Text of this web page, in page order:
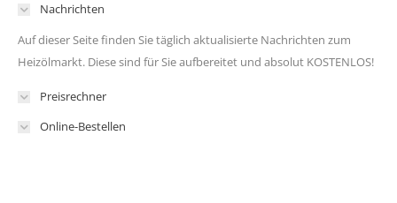
Nachrichten
Auf dieser Seite finden Sie täglich aktualisierte Nachrichten zum
Heizölmarkt. Diese sind für Sie aufbereitet und absolut KOSTENLOS!
Preisrechner
Online-Bestellen